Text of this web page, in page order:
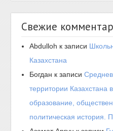
Свежие
Abdulloh к записи
Казахстана
Богдан к записи
территории Казахстана
образование,
политическая история.